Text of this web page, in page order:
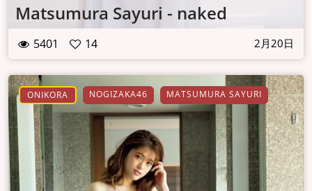
Matsumura Sayuri - naked
5401 14 2月20日
ONIKORA NOGIZAKA46 MATSUMURA SAYURI